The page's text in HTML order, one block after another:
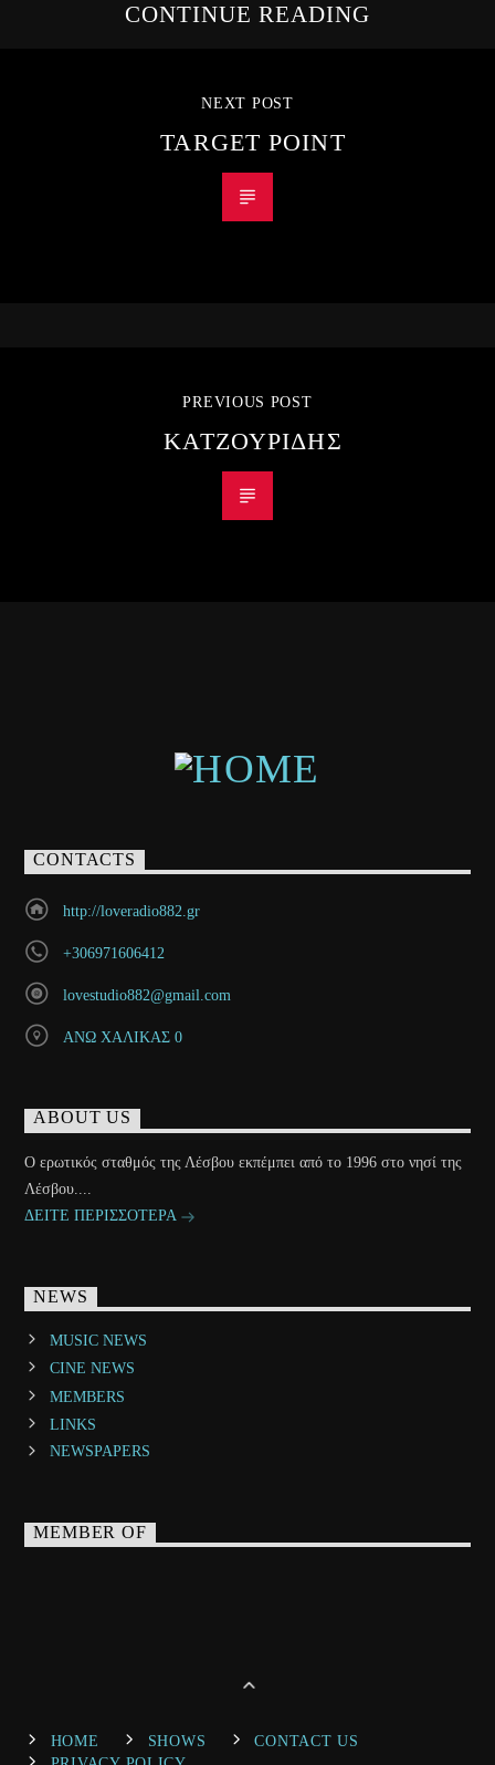
CONTINUE READING
NEXT POST
TARGET POINT
PREVIOUS POST
ΚΑΤΖΟΥΡΙΔΗΣ
CONTACTS
http://loveradio882.gr
+306971606412
lovestudio882@gmail.com
ΑΝΩ ΧΑΛΙΚΑΣ 0
ABOUT US
Ο ερωτικός σταθμός της Λέσβου εκπέμπει από το 1996 στο νησί της
Λέσβου....
ΔΕΙΤΕ ΠΕΡΙΣΣΟΤΕΡΑ
NEWS
MUSIC NEWS
CINE NEWS
MEMBERS
LINKS
NEWSPAPERS
MEMBER OF
HOME SHOWS
CONTACT US